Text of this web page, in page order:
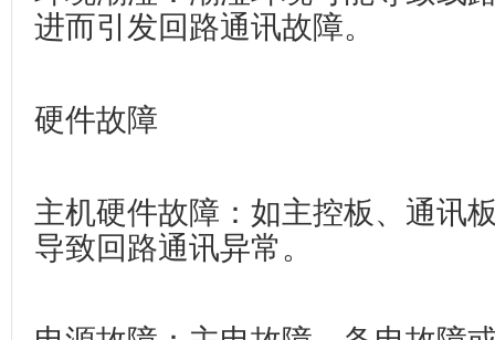
进而引发回路通讯故障。
硬件故障
主机硬件故障‌：如主控板、通讯
导致回路通讯异常。